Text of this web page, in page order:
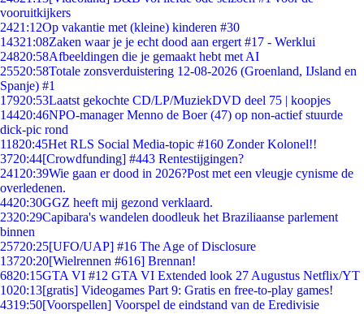
vooruitkijkers
2421:12Op vakantie met (kleine) kinderen #30
14321:08Zaken waar je je echt dood aan ergert #17 - Werklui
24820:58Afbeeldingen die je gemaakt hebt met AI
25520:58Totale zonsverduistering 12-08-2026 (Groenland, IJsland en
Spanje) #1
17920:53Laatst gekochte CD/LP/MuziekDVD deel 75 | koopjes
14420:46NPO-manager Menno de Boer (47) op non-actief stuurde
dick-pic rond
11820:45Het RLS Social Media-topic #160 Zonder Kolonel!!
3720:44[Crowdfunding] #443 Rentestijgingen?
241 20:39Wie gaan er dood in 2026?Post met een vleugje cynisme de
overledenen.
4420:30GGZ heeft mij gezond verklaard.
2320:29Capibara's wandelen doodleuk het Braziliaanse parlement
binnen
25720:25[UFO/UAP] #16 The Age of Disclosure
13720:20[Wielrennen #616] Brennan!
6820:15GTA VI #12 GTA VI Extended look 27 Augustus Netflix/YT
1020:13[gratis] Videogames Part 9: Gratis en free-to-play games!
4319:50[Voorspellen] Voorspel de eindstand van de Eredivisie